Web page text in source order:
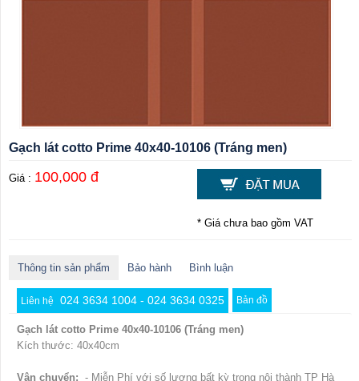
Gạch lát cotto Prime 40x40-10106 (Tráng men)
Giá : 100,000 đ
* Giá chưa bao gồm VAT
Thông tin sản phẩm Bảo hành Bình luận
Liên hệ 024 3634 1004 - 024 3634 0325 Bản đồ
Gạch lát cotto Prime 40x40-10106 (Tráng men)
Kích thước: 40x40cm
Vận chuyển: - Miễn Phí với số lượng bất kỳ trong nội thành TP Hà